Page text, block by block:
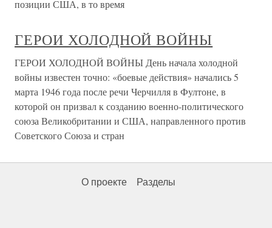
позиции США, в то время
ГЕРОИ ХОЛОДНОЙ ВОЙНЫ
ГЕРОИ ХОЛОДНОЙ ВОЙНЫ День начала холодной
войны известен точно: «боевые действия» начались 5
марта 1946 года после речи Черчилля в Фултоне, в
которой он призвал к созданию военно-политического
союза Великобритании и США, направленного против
Советского Союза и стран
О проекте Разделы